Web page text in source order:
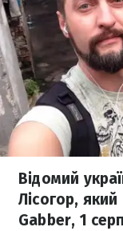
Відомий
Лісогор,
Gabber, 1